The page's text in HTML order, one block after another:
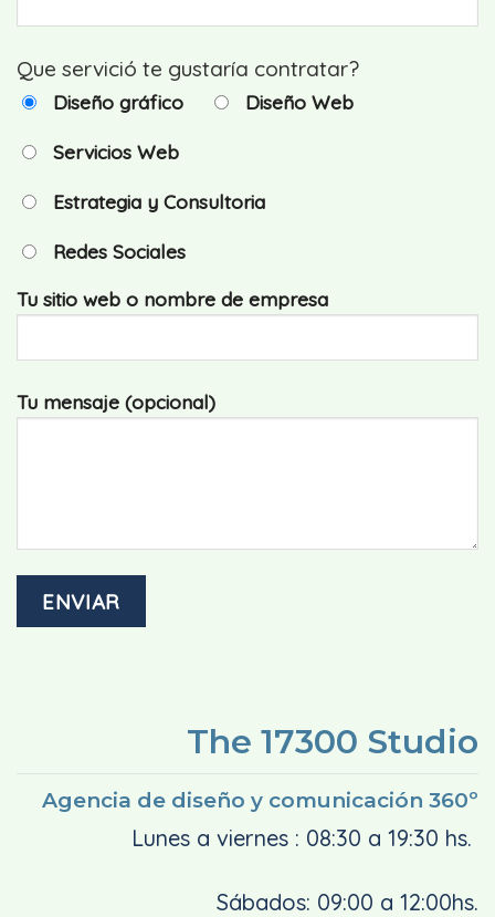
Que servició te gustaría contratar?
Diseño gráfico Diseño Web
Servicios Web
Estrategia y Consultoria
Redes Sociales
Tu sitio web o nombre de empresa
Tu mensaje (opcional)
The 17300 Studio
Agencia de diseño y comunicación 360º
Lunes a viernes : 08:30 a 19:30 hs.
Sábados: 09:00 a 12:00hs.